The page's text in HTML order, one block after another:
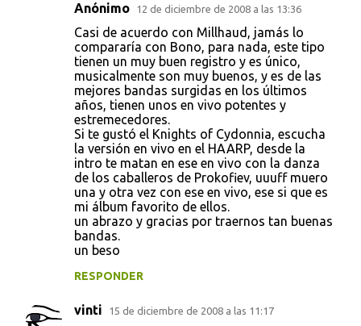
Anónimo 12 de diciembre de 2008 a las 13:36
Casi de acuerdo con Millhaud, jamás lo
compararía con Bono, para nada, este tipo
tienen un muy buen registro y es único,
musicalmente son muy buenos, y es de las
mejores bandas surgidas en los últimos
años, tienen unos en vivo potentes y
estremecedores.
Si te gustó el Knights of Cydonnia, escucha
la versión en vivo en el HAARP, desde la
intro te matan en ese en vivo con la danza
de los caballeros de Prokofiev, uuuff muero
una y otra vez con ese en vivo, ese si que es
mi álbum favorito de ellos.
un abrazo y gracias por traernos tan buenas
bandas.
un beso
RESPONDER
vinti 15 de diciembre de 2008 a las 11:17